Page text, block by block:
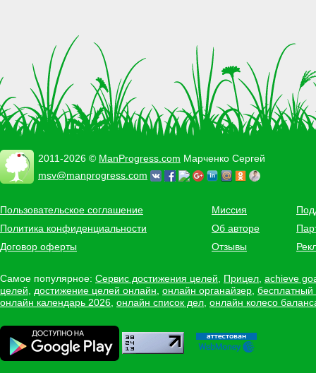
2011-2026 © ManProgress.com Марченко Сергей
msv@manprogress.com
Пользовательское соглашение
Политика конфиденциальности
Договор оферты
Миссия
Об авторе
Отзывы
Самое популярное: Сервис достижения целей Прицел achieve
целей
достижение целей онлайн онлайн органайзер
онлайн календарь 2026 онлайн список дел онлайн колесо